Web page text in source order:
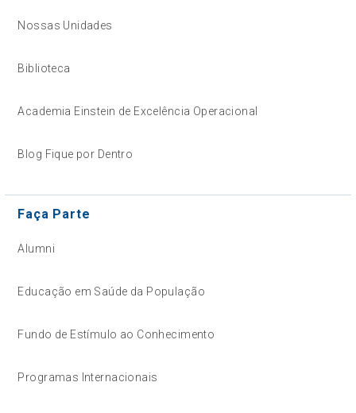
Nossas Unidades
Biblioteca
Academia Einstein de Excelência Operacional
Blog Fique por Dentro
Faça Parte
Alumni
Educação em Saúde da População
Fundo de Estímulo ao Conhecimento
Programas Internacionais